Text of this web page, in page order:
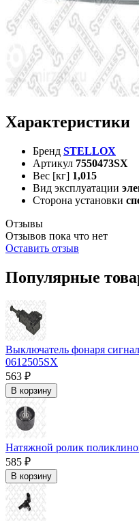
Характеристики
Бренд STELLOX
Артикул 7550473SX
Вес [кг] 1,015
Вид эксплуатации
Сторона установки
Отзывы
Отзывов пока что нет
Оставить отзыв
Популярные
Выключатель фонаря
0612505SX
563 ₽
В корзину
Натяжной ролик
585 ₽
В корзину